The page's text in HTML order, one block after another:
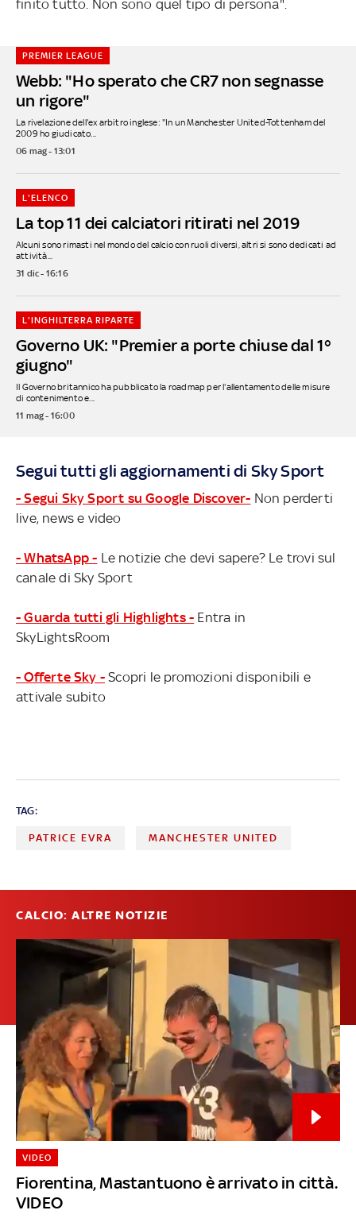
finito tutto. Non sono quel tipo di persona".
Webb: "Ho sperato che CR7 non segnasse
un rigore"
PREMIER LEAGUE
La rivelazione dell'ex arbitro inglese: "In un Manchester United-Tottenham del
2009 ho giudicato...
06 mag - 13:01
La top 11 dei calciatori ritirati nel 2019
L'ELENCO
Alcuni sono rimasti nel mondo del calcio con ruoli diversi, altri si sono dedicati ad
attività...
31 dic - 16:16
Governo UK: "Premier a porte chiuse dal 1°
giugno"
L'INGHILTERRA RIPARTE
Il Governo britannico ha pubblicato la roadmap per l'allentamento delle misure
di contenimento e...
11 mag - 16:00
Segui tutti gli aggiornamenti di Sky Sport
- Segui Sky Sport su Google Discover- Non perderti
live, news e video
- WhatsApp - Le notizie che devi sapere? Le trovi sul
canale di Sky Sport
- Guarda tutti gli Highlights - Entra in
SkyLightsRoom
- Offerte Sky - Scopri le promozioni disponibili e
attivale subito
TAG:
PATRICE EVRA MANCHESTER UNITED
CALCIO: ALTRE NOTIZIE
Fiorentina, Mastantuono è arrivato in città.
VIDEO
VIDEO